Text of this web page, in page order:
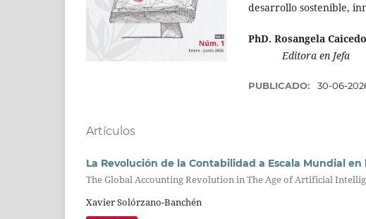
desarrollo sostenible,
PhD. Rosangela
Editora en Jefa
PUBLICADO: 30-06-
Artículos
La Revolución de la Contabilidad a Escala Mundial
The Global Accounting Revolution in The Age of Artificial
Xavier Solórzano-Banchén